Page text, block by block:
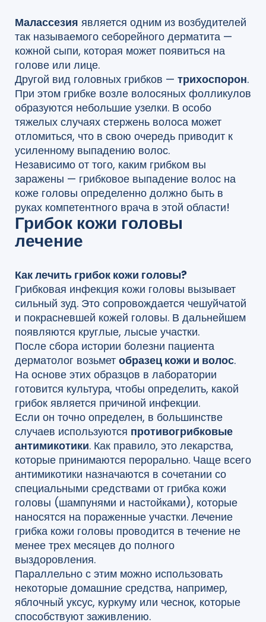
Малассезия является одним из возбудителей
так называемого себорейного дерматита —
кожной сыпи, которая может появиться на
голове или лице.
Другой вид головных грибков — трихоспорон.
При этом грибке возле волосяных фолликулов
образуются небольшие узелки. В особо
тяжелых случаях стержень волоса может
отломиться, что в свою очередь приводит к
усиленному выпадению волос.
Независимо от того, каким грибком вы
заражены — грибковое выпадение волос на
коже головы определенно должно быть в
руках компетентного врача в этой области!
Грибок кожи головы
лечение
Как лечить грибок кожи головы?
Грибковая инфекция кожи головы вызывает
сильный зуд. Это сопровождается чешуйчатой
и покрасневшей кожей головы. В дальнейшем
появляются круглые, лысые участки.
После сбора истории болезни пациента
дерматолог возьмет образец кожи и волос.
На основе этих образцов в лаборатории
готовится культура, чтобы определить, какой
грибок является причиной инфекции.
Если он точно определен, в большинстве
случаев используются противогрибковые
антимикотики. Как правило, это лекарства,
которые принимаются перорально. Чаще всего
антимикотики назначаются в сочетании со
специальными средствами от грибка кожи
головы (шампунями и настойками), которые
наносятся на пораженные участки. Лечение
грибка кожи головы проводится в течение не
менее трех месяцев до полного
выздоровления.
Параллельно с этим можно использовать
некоторые домашние средства, например,
яблочный уксус, куркуму или чеснок, которые
способствуют заживлению.